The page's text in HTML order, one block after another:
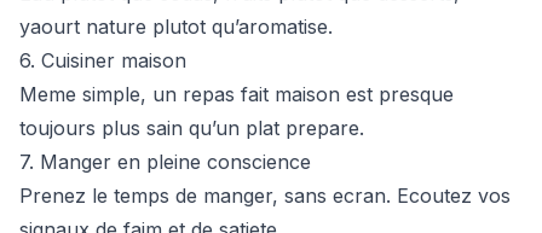
yaourt nature plutot qu’aromatise.
6. Cuisiner maison
Meme simple, un repas fait maison est presque
toujours plus sain qu’un plat prepare.
7. Manger en pleine conscience
Prenez le temps de manger, sans ecran. Ecoutez vos